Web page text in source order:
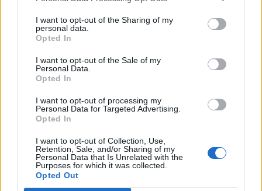
I want to opt-out of the Sharing of my
personal data.
Opted In
I want to opt-out of the Sale of my
Personal Data.
Opted In
I want to opt-out of processing my
Personal Data for Targeted Advertising.
Opted In
I want to opt-out of Collection, Use,
Retention, Sale, and/or Sharing of my
Personal Data that Is Unrelated with the
Purposes for which it was collected.
Opted Out
crescita. Un fondamentale che il Verona
può soffrire eccome.
solidità e pulizia negli interventi. Prenderà in
consegna Davis, sarà costretto agli
straordinati dal punto di vista fisico ma il
centravanti dell'Udinese non è al 100%.
Anche per questo, può spuntarla nello
scontro diretto.